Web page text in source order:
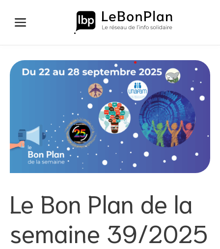
contenu
Le Bon Plan de la
semaine 39/2025